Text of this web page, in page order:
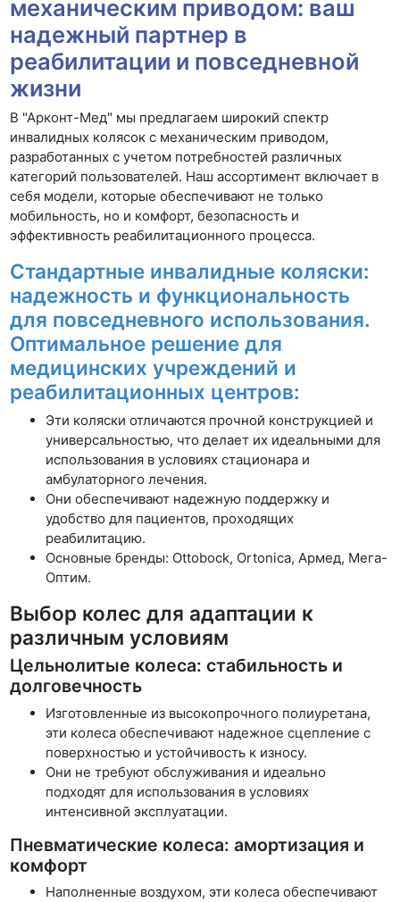
механическим приводом: ваш
надежный партнер в
реабилитации и повседневной
жизни
В "Арконт-Мед" мы предлагаем широкий спектр
инвалидных колясок с механическим приводом,
разработанных с учетом потребностей различных
категорий пользователей. Наш ассортимент включает в
себя модели, которые обеспечивают не только
мобильность, но и комфорт, безопасность и
эффективность реабилитационного процесса.
Стандартные инвалидные коляски:
надежность и функциональность
для повседневного использования.
Оптимальное решение для
медицинских учреждений и
реабилитационных центров:
Эти коляски отличаются прочной конструкцией и
универсальностью, что делает их идеальными для
использования в условиях стационара и
амбулаторного лечения.
Они обеспечивают надежную поддержку и
удобство для пациентов, проходящих
реабилитацию.
Основные бренды: Ottobock, Ortonica, Армед, Мега-
Оптим.
Выбор колес для адаптации к
различным условиям
Цельнолитые колеса: стабильность и
долговечность
Изготовленные из высокопрочного полиуретана,
эти колеса обеспечивают надежное сцепление с
поверхностью и устойчивость к износу.
Они не требуют обслуживания и идеально
подходят для использования в условиях
интенсивной эксплуатации.
Пневматические колеса: амортизация и
комфорт
Наполненные воздухом, эти колеса обеспечивают